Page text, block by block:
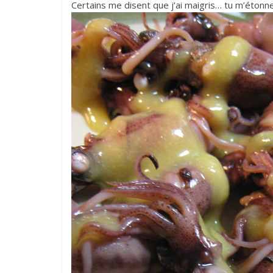
Certains me disent que j’ai maigris… tu